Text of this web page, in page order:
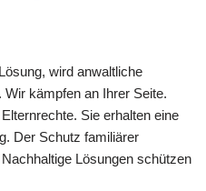
wird anwaltliche
kämpfen an Ihrer Seite.
Sie erhalten eine
Der Schutz familiärer
Lösungen schützen